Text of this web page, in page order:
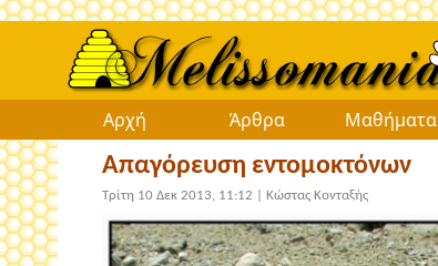
Αρχή Άρθρα Μαθήματα
Απαγόρευση εντομοκτόνων
Τρίτη 10 Δεκ 2013, 11:12 | Κώστας Κονταξής